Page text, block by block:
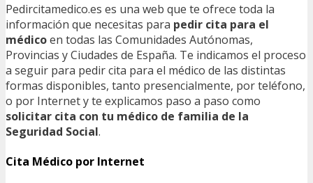
Pedircitamedico.es es una web que te ofrece toda la
información que necesitas para pedir cita para el
médicoen todas las Comunidades Autónomas,
Provincias y Ciudades de España. Te indicamos el proceso
a seguir para pedir cita para el médico de las distintas
formas disponibles, tanto presencialmente, por teléfono,
o por Internet y te explicamos paso a paso como
solicitar cita con tu médico de familia de la
Seguridad Social.
Cita Médico por Internet